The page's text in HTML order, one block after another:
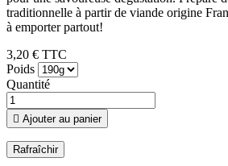
traditionnelle à partir de viande origine
à emporter partout!
3,20 € TTC
Poids
Quantité
 Ajouter au panier